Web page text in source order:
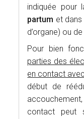
indiquée pour
partum et
d’organe) ou de
Pour bien
parties des
en contact
début de
contact peut